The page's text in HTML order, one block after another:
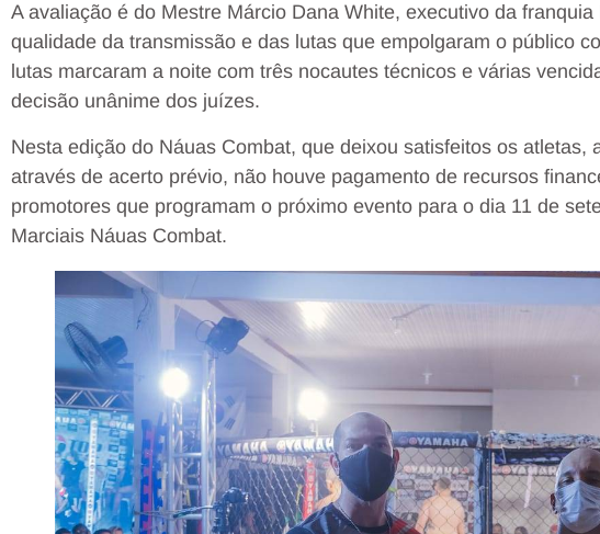
A avaliação é do Mestre Márcio Dana White, executivo da
qualidade da transmissão e das lutas que empolgaram o público
lutas marcaram a noite com três nocautes técnicos e várias
decisão unânime dos juízes.
Nesta edição do Náuas Combat, que deixou satisfeitos os atletas,
através de acerto prévio, não houve pagamento de recursos
promotores que programam o próximo evento para o dia 11 de
Marciais Náuas Combat.